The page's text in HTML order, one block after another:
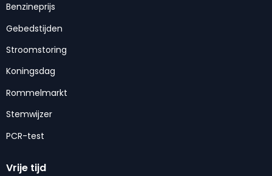
Benzineprijs
Gebedstijden
Stroomstoring
Koningsdag
Rommelmarkt
Stemwijzer
PCR-test
Vrije tijd